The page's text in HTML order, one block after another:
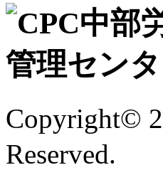
Copyright©
Reserved.